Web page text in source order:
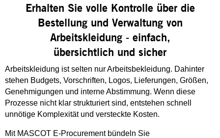
Erhalten Sie volle Kontrolle über die
Bestellung und Verwaltung von
Arbeitskleidung - einfach,
übersichtlich und sicher
Arbeitskleidung ist selten nur Arbeitsbekleidung. Dahinter
stehen Budgets, Vorschriften, Logos, Lieferungen, Größen,
Genehmigungen und interne Abstimmung. Wenn diese
Prozesse nicht klar strukturiert sind, entstehen schnell
unnötige Komplexität und versteckte Kosten.
Mit MASCOT E-Procurement bündeln Sie